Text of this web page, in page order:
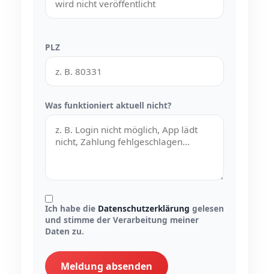
PLZ
Was funktioniert aktuell nicht?
Ich habe die Datenschutzerklärung gelesen
und stimme der Verarbeitung meiner
Daten zu.
Meldung absenden